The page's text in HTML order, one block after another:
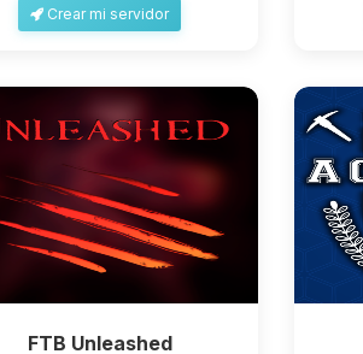
Crear mi servidor
FTB Unleashed